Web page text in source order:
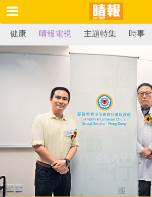
健康 晴報電視 主題特集 時事